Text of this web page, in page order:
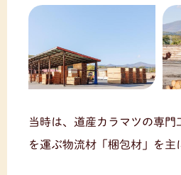
当時は、道産カラマツの専門
を運ぶ物流材「梱包材」を主